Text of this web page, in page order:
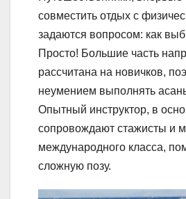
совместить отдых с
задаются вопросом: как
Просто! Большие часть
рассчитана на новичков,
неумением выполнять
Опытный инструктор, в
сопровождают стажисты и
международного класса,
сложную позу.